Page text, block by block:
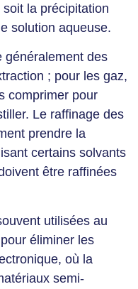
soit la précipitation
solution aqueuse.
généralement des
; pour les gaz,
comprimer pour
Le raffinage des
prendre la
certains solvants
être raffinées
utilisées au
éliminer les
où la
semi-